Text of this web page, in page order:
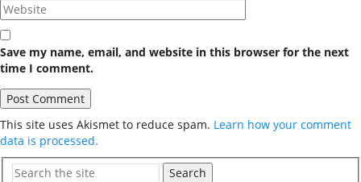
Save my name, email, and website in this browser for the next
time I comment.
This site uses Akismet to reduce spam. Learn how your comment
data is processed.
Search